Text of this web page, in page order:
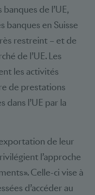
de l’UE,
banques en Suisse
restreint – et de
de l’UE. Les
les activités
de prestations
dans l’UE par la
de leur
l’approche
Celle-ci vise à
d’accéder au